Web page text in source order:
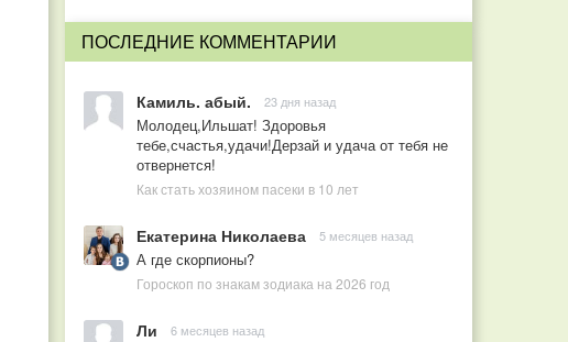
ПОСЛЕДНИЕ КОММЕНТАРИИ
Камиль. абый. 23 дня назад
Молодец,Ильшат! Здоровья
тебе,счастья,удачи!Дерзай и удача от тебя не
отвернется!
Как стать хозяином пасеки в 10 лет
Екатерина Николаева 5 месяцев назад
А где скорпионы?
Гороскоп по знакам зодиака на 2026 год
Ли 6 месяцев назад